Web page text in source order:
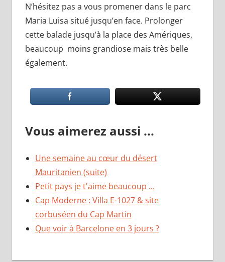
N’hésitez pas a vous promener dans le parc
Maria Luisa situé jusqu’en face. Prolonger
cette balade jusqu’à la place des Amériques,
beaucoup moins grandiose mais très belle
également.
Vous aimerez aussi ...
Une semaine au cœur du désert
Mauritanien (suite)
Petit pays je t'aime beaucoup ...
Cap Moderne : Villa E-1027 & site
corbuséen du Cap Martin
Que voir à Barcelone en 3 jours ?